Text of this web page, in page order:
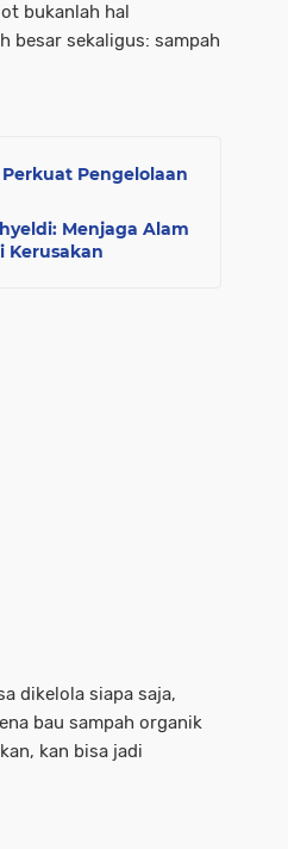
bukanlah hal
besar sekaligus: sampah
Pengelolaan
Menjaga Alam
Kerusakan
dikelola siapa saja,
bau sampah organik
kan bisa jadi